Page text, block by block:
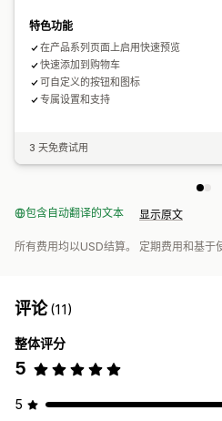
特色功能
在产品系列页面上启用快速预览
快速添加到购物车
可自定义的按钮和图标
专属设置和支持
3 天免费试用
包含自动翻译的文本 显示原文
所有费用均以USD结算。 定期费用和基于
评论(11)
整体评分
5
5